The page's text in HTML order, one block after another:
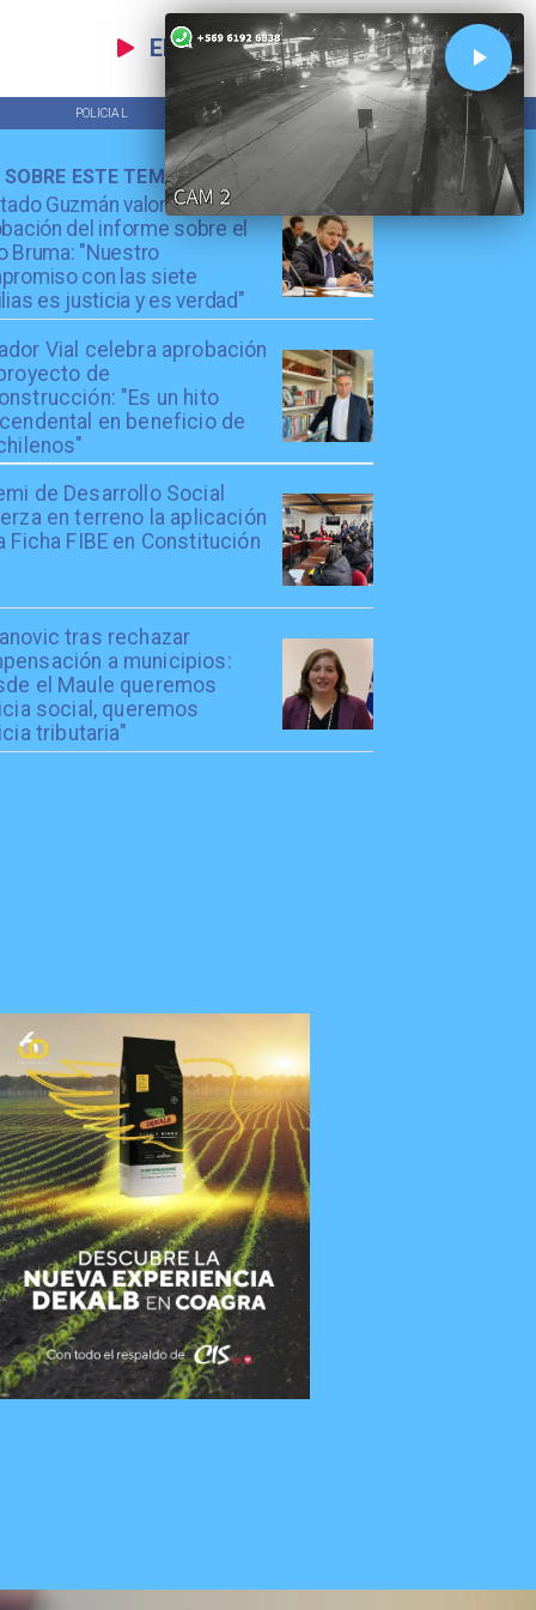
EN VIVO
POLICIAL TENDENCIAS
Guzmán valora
del informe sobre el
Bruma: "Nuestro
con las siete
es justicia y es verdad"
Vial celebra aprobación
de
"Es un hito
en beneficio de
de Desarrollo Social
en terreno la aplicación
Ficha FIBE en Constitución
tras rechazar
a municipios:
el Maule queremos
social, queremos
tributaria"
ESTE TEMA